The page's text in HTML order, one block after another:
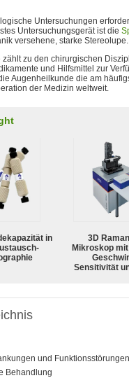
Untersuchungen
Untersuchungsgerät ist die
versehene, starke Stereolupe.
zählt zu den chirurgischen
und Hilfsmittel zur
Augenheilkunde die am
der Medizin weltweit.
in
3D
Mikroskop
Sensitivität
und Funktionsstörungen
Behandlung